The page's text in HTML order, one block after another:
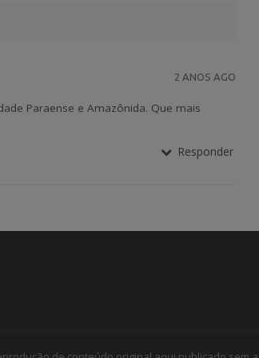
2 ANOS AGO
Paraense e Amazônida. Que mais
Responder